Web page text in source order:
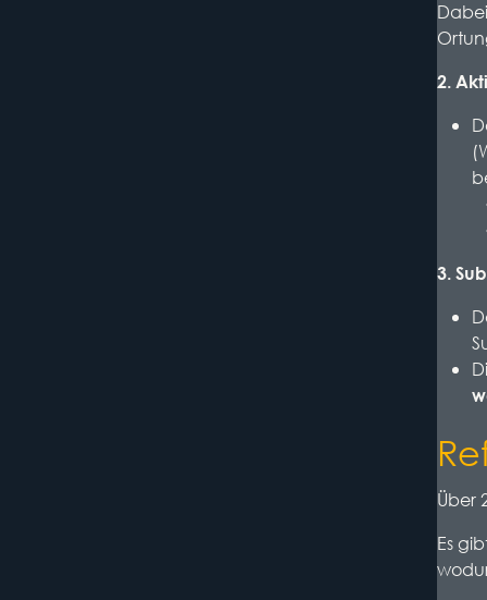
2.
3.
Über
Es